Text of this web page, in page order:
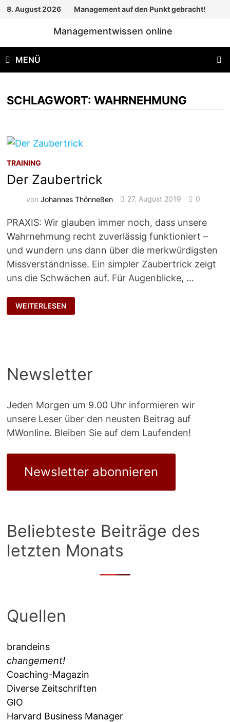
Zum
8. August 2026 Management auf den Punkt gebracht!
Managementwissen online
MENÜ
SCHLAGWORT:WAHRNEHMUNG
TRAINING
Der Zaubertrick
vonJohannes Thönneßen 27. August 2019 0
PRAXIS: Wir glauben immer noch, dass unsere
Wahrnehmung recht zuverlässig funktioniert –
und wundern uns dann über die merkwürdigsten
Missverständnisse. Ein simpler Zaubertrick zeigt
uns die Schwächen auf. Für Augenblicke, …
DER
ZAUBERTRICK
WEITERLESEN
Newsletter
Jeden Morgen um 9.00 Uhr informieren wir
unsere Leser über den neusten Beitrag auf
MWonline. Bleiben Sie auf dem Laufenden!
Newsletter abonnieren
Beliebteste Beiträge des
letzten Monats
Quellen
brandeins
changement!
Coaching-Magazin
Diverse Zeitschriften
GIO
Harvard Business Manager